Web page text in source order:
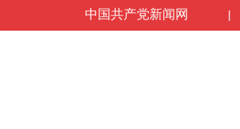
中国共产党新闻网 |